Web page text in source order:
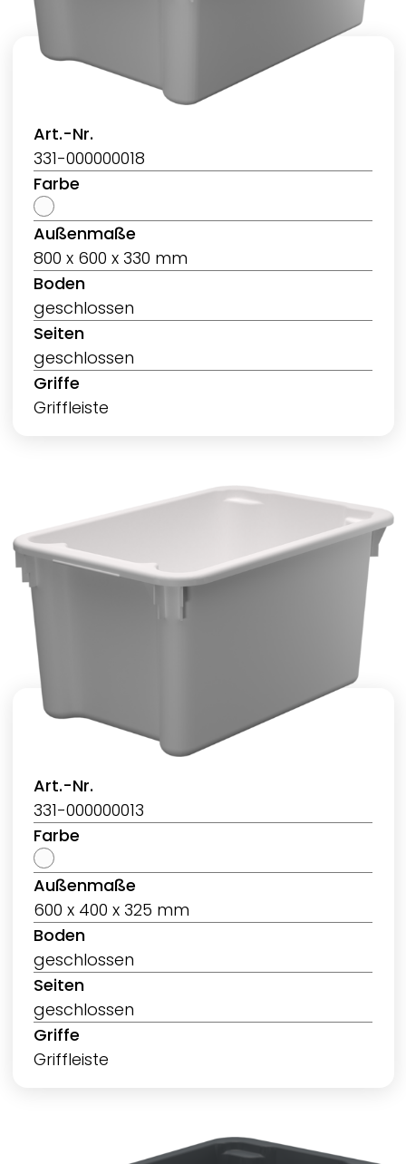
Art.-Nr.
331-000000018
Farbe
Außenmaße
800 x 600 x 330 mm
Boden
geschlossen
Seiten
geschlossen
Griffe
Griffleiste
Art.-Nr.
331-000000013
Farbe
Außenmaße
600 x 400 x 325 mm
Boden
geschlossen
Seiten
geschlossen
Griffe
Griffleiste